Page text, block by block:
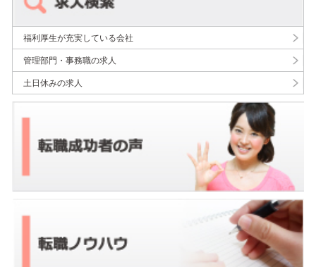
福利厚生が充実している会社
管理部門・事務職の求人
土日休みの求人